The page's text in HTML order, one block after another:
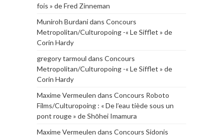
fois » de Fred Zinneman
Muniroh Burdanidans Concours
Metropolitan/Culturopoing -« Le Sifflet » de
Corin Hardy
gregory tarmoul dans Concours
Metropolitan/Culturopoing -« Le Sifflet » de
Corin Hardy
Maxime Vermeulen dans Concours Roboto
Films/Culturopoing : « De l’eau tiède sous un
pont rouge » de Shōhei Imamura
Maxime Vermeulen dans Concours Sidonis